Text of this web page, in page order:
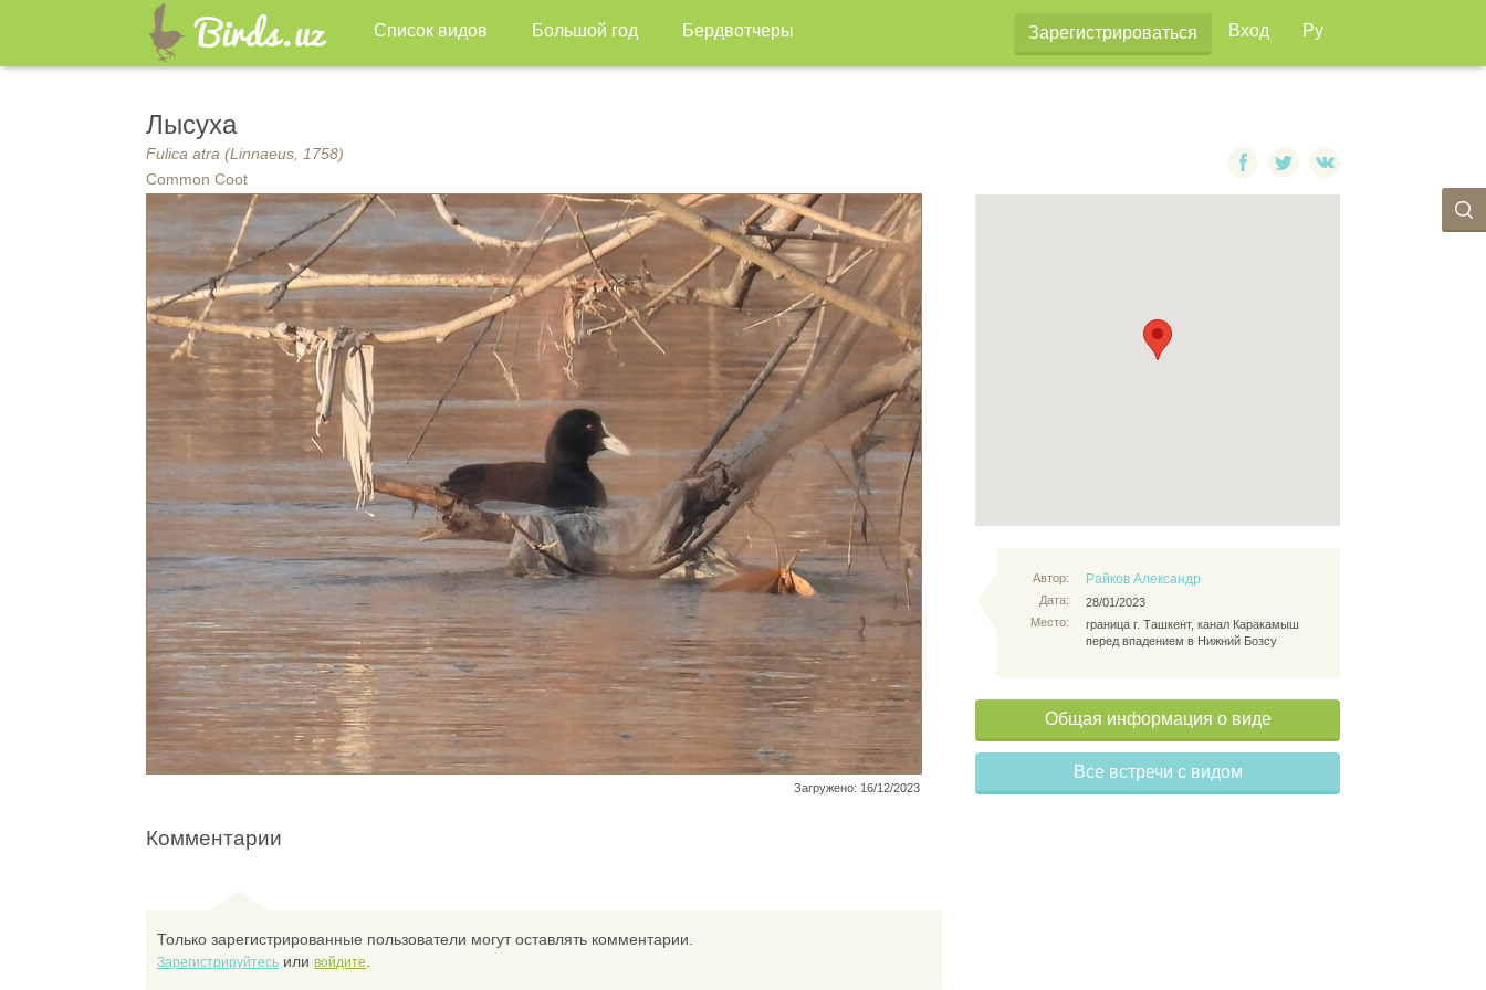
Список видов Большой год Бердвотчеры Зарегистрироваться Вход Ру
Лысуха
Fulica atra (Linnaeus, 1758)
Common Coot
Загружено: 16/12/2023
Автор:
Дата:
Место:
Райков Александр
28/01/2023
граница г. Ташкент, канал Каракамыш
перед впадением в Нижний Бозсу
Общая информация о виде
Все встречи с видом
Комментарии
Только зарегистрированные пользователи могут оставлять комментарии.
Зарегистрируйтесь или войдите